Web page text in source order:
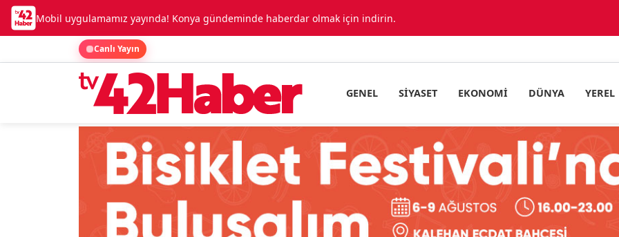
Mobil uygulamamız yayında! Konya gündeminde haberdar olmak için indirin.
Canlı Yayın
GENEL SIYASET EKONOMI DÜNYA YEREL